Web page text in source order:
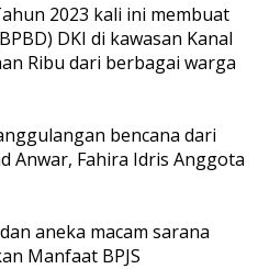
2023 kali ini membuat
DKI di kawasan Kanal
Ribu dari berbagai warga
bencana dari
Anwar, Fahira Idris Anggota
aneka macam sarana
Manfaat BPJS